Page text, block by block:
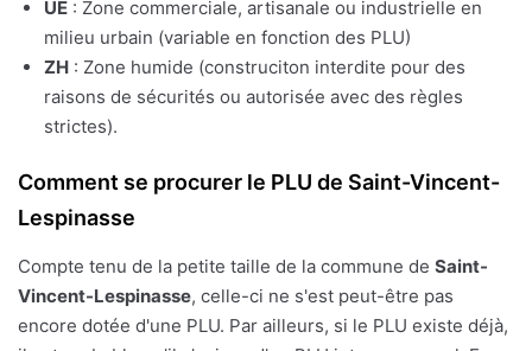
UE : Zone commerciale, artisanale ou industrielle en
milieu urbain (variable en fonction des PLU)
ZH : Zone humide (construciton interdite pour des
raisons de sécurités ou autorisée avec des règles
strictes).
Comment se procurer le PLU de Saint-Vincent-
Lespinasse
Compte tenu de la petite taille de la commune de Saint-
Vincent-Lespinasse, celle-ci ne s'est peut-être pas
encore dotée d'une PLU. Par ailleurs, si le PLU existe déjà,